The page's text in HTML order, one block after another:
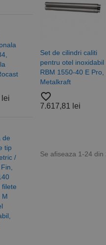
lei
de
tip
/
filete
M
cu
DIN
otel
6/
A2
Set de cilindri caliti
pentru otel inoxidabil
RBM 1550-40 E Pro,
Metalkraft
favorite_border
7.617,81 lei
Se afiseaza 1-24 din
Cookie-urile strict
contului. Site-ul
Nume
CookieScriptConsent